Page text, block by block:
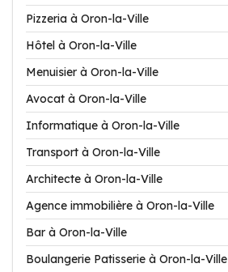
Pizzeria à Oron-la-Ville
Hôtel à Oron-la-Ville
Menuisier à Oron-la-Ville
Avocat à Oron-la-Ville
Informatique à Oron-la-Ville
Transport à Oron-la-Ville
Architecte à Oron-la-Ville
Agence immobilière à Oron-la-Ville
Bar à Oron-la-Ville
Boulangerie Patisserie à Oron-la-Ville